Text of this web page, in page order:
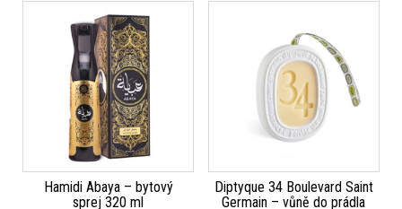
Hamidi Abaya – bytový
sprej 320 ml
Diptyque 34 Boulevard Saint
Germain – vůně do prádla